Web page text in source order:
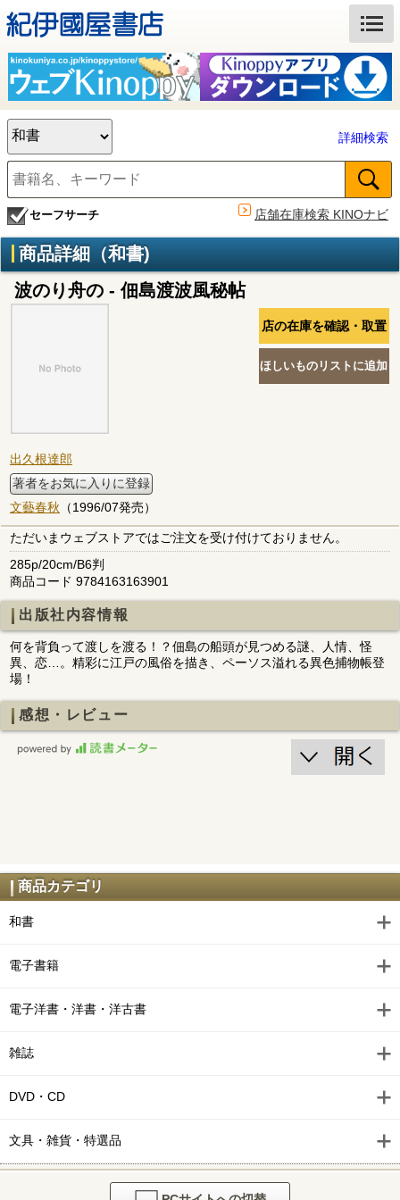
詳細検索
セーフサーチ 店舗在庫検索 KINOナビ
商品詳細（和書)
波のり舟の - 佃島渡波風秘帖
出久根達郎
著者をお気に入りに登録
文藝春秋 （1996/07発売）
ただいまウェブストアではご注文を受け付けておりません。
285p/20cm/B6判
商品コード 9784163163901
出版社内容情報
何を背負って渡しを渡る！？佃島の船頭が見つめる謎、人情、怪
異、恋…。精彩に江戸の風俗を描き、ペーソス溢れる異色捕物帳登
場！
感想・レビュー
商品カテゴリ
和書
電子書籍
電子洋書・洋書・洋古書
雑誌
DVD・CD
文具・雑貨・特選品